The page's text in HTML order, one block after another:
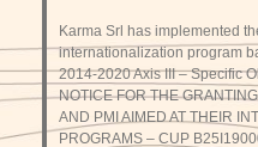
Karma Srl has implemented
internationalization program
2014-2020 Axis III – Specific
NOTICE FOR THE
AND PMI AIMED AT THEIR
PROGRAMS – CUP